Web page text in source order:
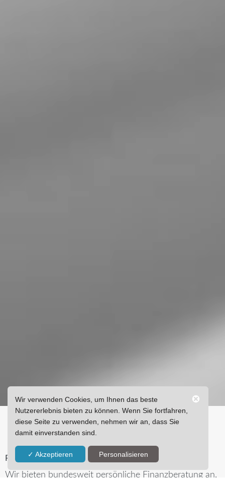
PERSÖNLICH.
Wir bieten bundesweit persönliche Finanzberatung an.
Wir verwenden Cookies, um Ihnen das beste
Nutzererlebnis bieten zu können. Wenn Sie fortfahren,
diese Seite zu verwenden, nehmen wir an, dass Sie
damit einverstanden sind.
✓ Akzeptieren Personalisieren